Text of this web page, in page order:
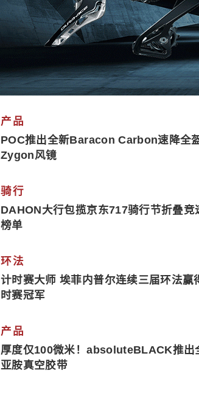
产品
POC推出全新Baracon Carbon速降全
Zygon风镜
骑行
DAHON大行包揽京东717骑行节折叠竞
榜单
环法
计时赛大师 埃菲内普尔连续三届环法赢
时赛冠军
产品
厚度仅100微米！absoluteBLACK推出
亚胺真空胶带